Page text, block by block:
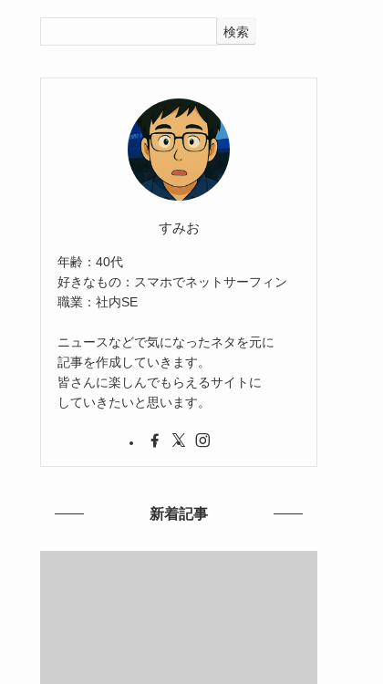
検索
すみお
年齢：40代
好きなもの：スマホでネットサーフィン
職業：社内SE
ニュースなどで気になったネタを元に
記事を作成していきます。
皆さんに楽しんでもらえるサイトに
していきたいと思います。
新着記事